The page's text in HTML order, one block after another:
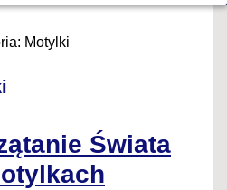
Motylki
Świata